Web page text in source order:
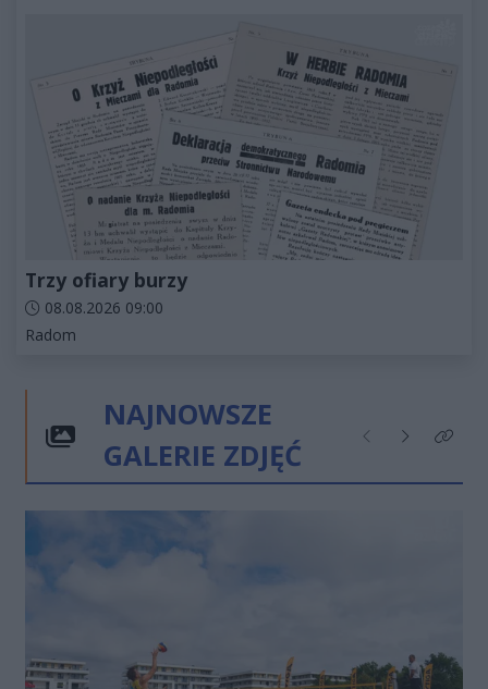
Trzy ofiary burzy
Data dodania artykułu:
08.08.2026 09:00
Kategorie artykułu:
Radom
NAJNOWSZE
GALERIE ZDJĘĆ
Poprzednie
NastępneKliknij